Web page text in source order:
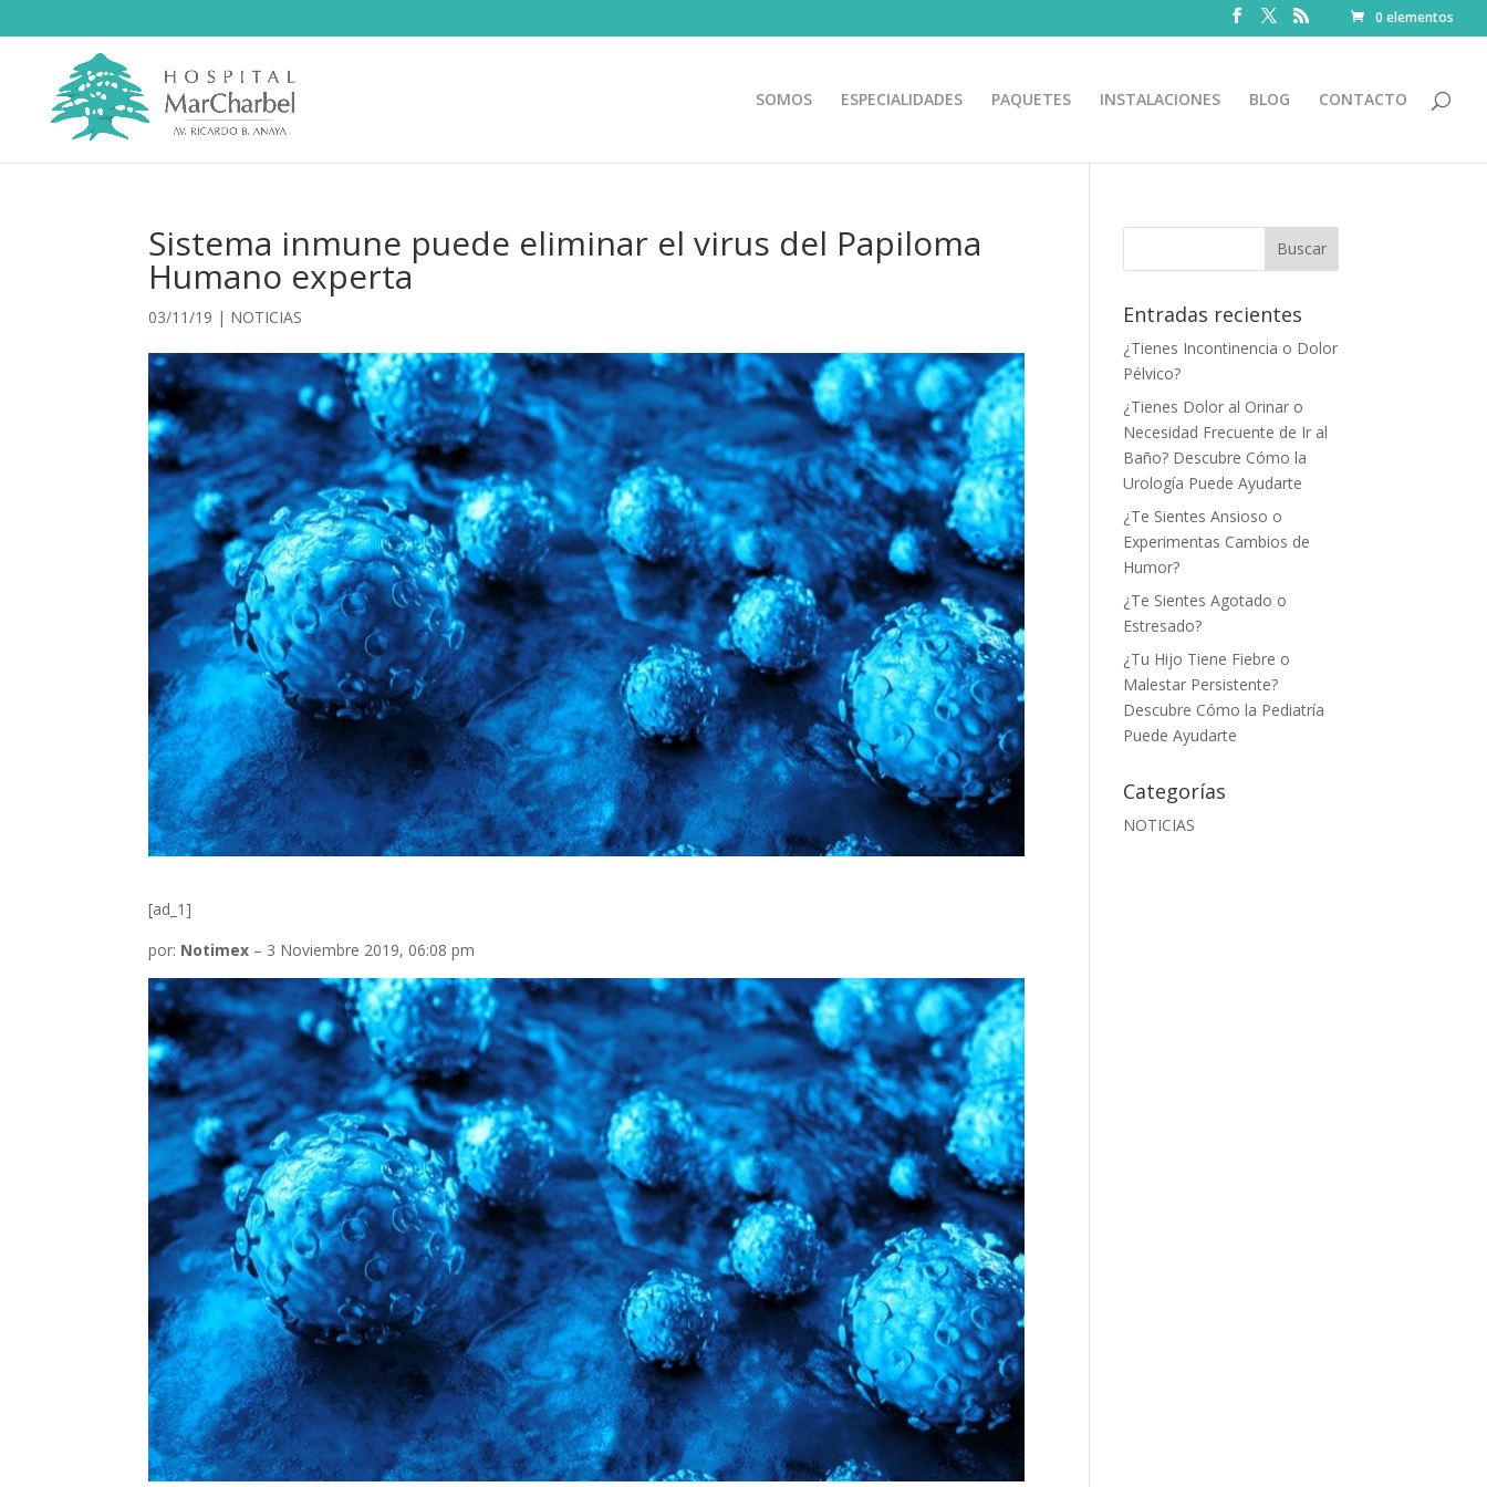
0 elementos
SOMOS ESPECIALIDADES PAQUETES INSTALACIONES BLOG CONTACTO
Sistema inmune puede eliminar el virus del Papiloma
Humano experta
03/11/19 | NOTICIAS
[ad_1]
por: Notimex – 3 Noviembre 2019, 06:08 pm
Entradas recientes
¿Tienes Incontinencia o Dolor
Pélvico?
¿Tienes Dolor al Orinar o
Necesidad Frecuente de Ir al
Baño? Descubre Cómo la
Urología Puede Ayudarte
¿Te Sientes Ansioso o
Experimentas Cambios de
Humor?
¿Te Sientes Agotado o
Estresado?
¿Tu Hijo Tiene Fiebre o
Malestar Persistente?
Descubre Cómo la Pediatría
Puede Ayudarte
Categorías
NOTICIAS